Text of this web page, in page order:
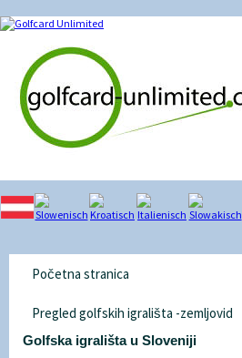
Početna stranica
Pregled golfskih igrališta -zemljovid
Golfska igrališta u Sloveniji